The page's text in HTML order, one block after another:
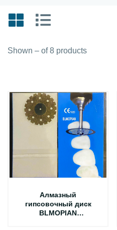
Shown – of 8 products
Алмазный
гипсовочный диск
BLMOPIAN